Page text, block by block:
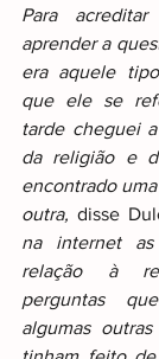
Para
aprender a
era aquele
que ele se
tarde cheguei
da religião e
encontrado
outra, disse
na internet
relação à
perguntas
algumas